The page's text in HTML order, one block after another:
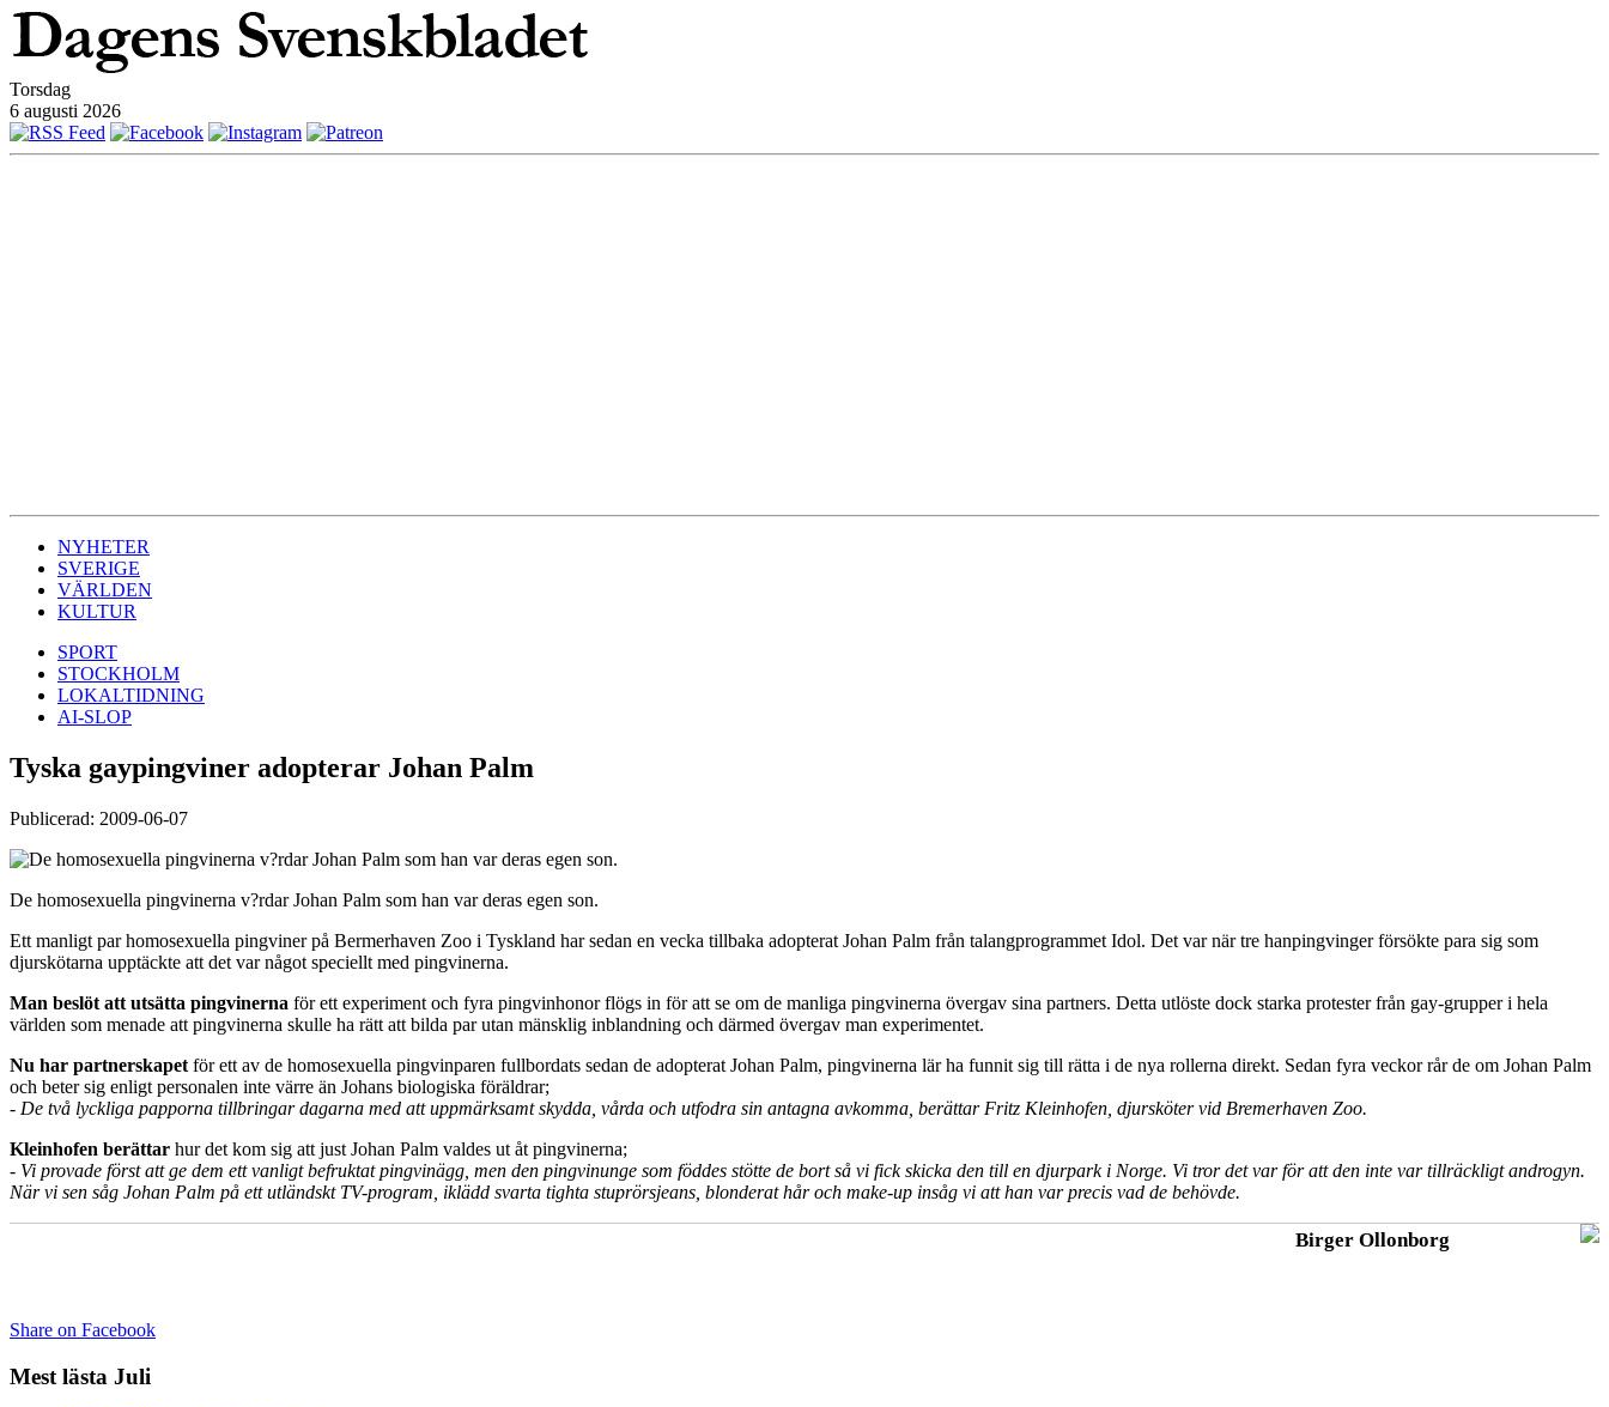
Torsdag
6 augusti 2026
NYHETER
SVERIGE
VÄRLDEN
KULTUR
SPORT
STOCKHOLM
LOKALTIDNING
AI-SLOP
Tyska gaypingviner adopterar Johan Palm
Publicerad: 2009-06-07
De homosexuella pingvinerna v?rdar Johan Palm som han var deras egen son.
Ett manligt par homosexuella pingviner på Bermerhaven Zoo i Tyskland har sedan en vecka tillbaka adopterat Johan Palm från talangprogrammet Idol. Det var när tre hanpingvinger försökte para sig som
djurskötarna upptäckte att det var något speciellt med pingvinerna.
Man beslöt att utsätta pingvinerna för ett experiment och fyra pingvinhonor flögs in för att se om de manliga pingvinerna övergav sina partners. Detta utlöste dock starka protester från gay-grupper i hela
världen som menade att pingvinerna skulle ha rätt att bilda par utan mänsklig inblandning och därmed övergav man experimentet.
Nu har partnerskapet för ett av de homosexuella pingvinparen fullbordats sedan de adopterat Johan Palm, pingvinerna lär ha funnit sig till rätta i de nya rollerna direkt. Sedan fyra veckor rår de om Johan Palm
och beter sig enligt personalen inte värre än Johans biologiska föräldrar;
- De två lyckliga papporna tillbringar dagarna med att uppmärksamt skydda, vårda och utfodra sin antagna avkomma, berättar Fritz Kleinhofen, djursköter vid Bremerhaven Zoo.
Kleinhofen berättar hur det kom sig att just Johan Palm valdes ut åt pingvinerna;
- Vi provade först att ge dem ett vanligt befruktat pingvinägg, men den pingvinunge som föddes stötte de bort så vi fick skicka den till en djurpark i Norge. Vi tror det var för att den inte var tillräckligt androgyn.
När vi sen såg Johan Palm på ett utländskt TV-program, iklädd svarta tighta stuprörsjeans, blonderat hår och make-up insåg vi att han var precis vad de behövde.
Birger Ollonborg
Share on Facebook
Mest lästa Juli